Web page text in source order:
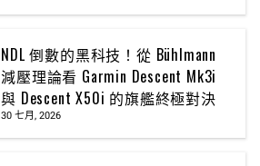
NDL 倒數的黑科技！從 Bühlmann
減壓理論看 Garmin Descent Mk3i
與 Descent X50i 的旗艦終極對決
30 七月, 2026